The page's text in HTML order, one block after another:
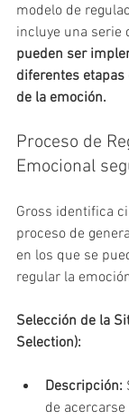
modelo de
incluye una serie
pueden ser
diferentes etapas
de la emoción.
Proceso de
Emocional
Gross identifica
proceso de
en los que se
regular la
Selección de la
Selection):
Descripción:
de